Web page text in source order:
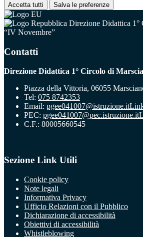
Accetta tutti Salva le preferenze
Direzione Didattica
“IV Novembre”
Contatti
Direzione Didattica 1° Circolo di
Piazza della Vittoria, 06055
Tel: 075 8742353
Email: pgee041007@istruzione.it
PEC: pgee041007@pec.istruzione.it
C.F.: 80005660545
Sezione Link Utili
Cookie policy
Note legali
Informativa Privacy
Ufficio Relazioni con il Pubblico
Dichiarazione di accessibilità
Obiettivi di accessibilità
Whistleblowing